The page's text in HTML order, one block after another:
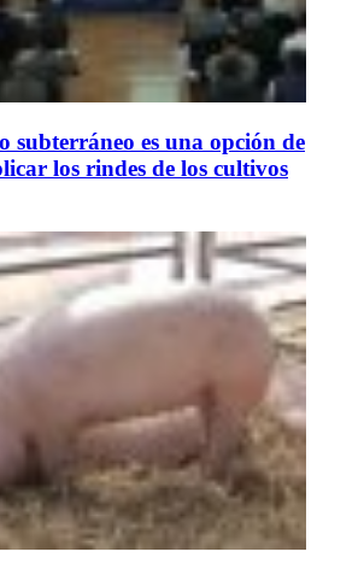
subterráneo es una opción de
los rindes de los cultivos